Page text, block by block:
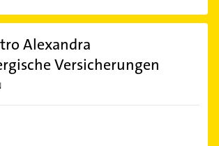
Alexandra
Versicherungen